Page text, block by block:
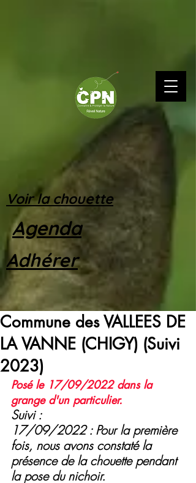
Voir la chouette
Adhérer
Agenda
Commune des VALLEES DE
LA VANNE (CHIGY) (Suivi
2023)
Posé le 17/09/2022 dans la
grange d'un particulier.
Suivi :
17/09/2022 : Pour la première
fois, nous avons constaté la
présence de la chouette pendant
la pose du nichoir.